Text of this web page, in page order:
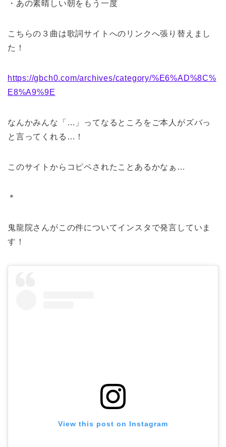
・あの素晴しい朝をもう一度
こちらの３曲は歌詞サイトへのリンクへ張り替えまし
た！
https://gbch0.com/archives/category/%E6%AD%8C%
E8%A9%9E
なんかみんな「…」ってなるところをご本人がズバっ
と言ってくれる…！
このサイトからコピペされたことあるかなぁ…
＊
鬼龍院さんがこの件についてインスタで発言していま
す！
View this post on Instagram